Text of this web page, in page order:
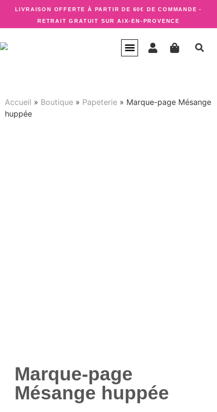
LIVRAISON OFFERTE À PARTIR DE 60€ DE COMMANDE -
RETRAIT GRATUIT SUR AIX-EN-PROVENCE
Accueil » Boutique » Papeterie » Marque-page Mésange
huppée
Marque-page
Mésange huppée